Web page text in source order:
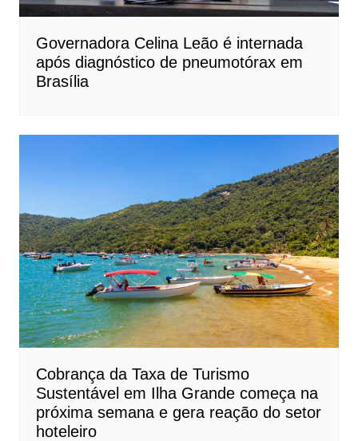
Governadora Celina Leão é internada
após diagnóstico de pneumotórax em
Brasília
Cobrança da Taxa de Turismo
Sustentável em Ilha Grande começa na
próxima semana e gera reação do setor
hoteleiro